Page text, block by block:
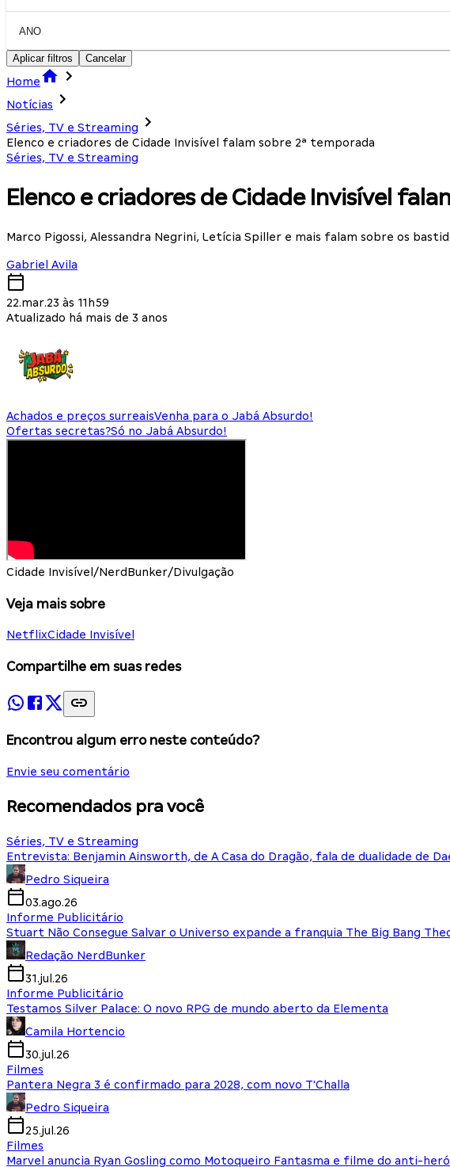
ANO
Aplicar filtros Cancelar
Home
Notícias
Séries, TV e Streaming
Elenco e criadores de Cidade Invisível falam sobre 2ª temporada
Séries, TV e Streaming
Elenco e criadores de Cidade Invisível
Marco Pigossi, Alessandra Negrini, Letícia Spiller e mais falam sobre os
Gabriel Avila
22.mar.23 às 11h59
Atualizado há mais de 3 anos
Achados e preços surreaisVenha para o Jabá Absurdo!
Ofertas secretas?Só no Jabá Absurdo!
Cidade Invisível/NerdBunker/Divulgação
Veja mais sobre
NetflixCidade Invisível
Compartilhe em suas redes
Encontrou algum erro neste conteúdo?
Envie seu comentário
Recomendados pra você
Séries, TV e Streaming
Entrevista: Benjamin Ainsworth, de A Casa do Dragão, fala de dualidade de
Pedro Siqueira
03.ago.26
Informe Publicitário
Stuart Não Consegue Salvar o Universo expande a franquia The Big Bang
Redação NerdBunker
31.jul.26
Informe Publicitário
Testamos Silver Palace: O novo RPG de mundo aberto da Elementa
Camila Hortencio
30.jul.26
Filmes
Pantera Negra 3 é confirmado para 2028, com novo T'Challa
Pedro Siqueira
25.jul.26
Filmes
Marvel anuncia Ryan Gosling como Motoqueiro Fantasma e filme do anti-